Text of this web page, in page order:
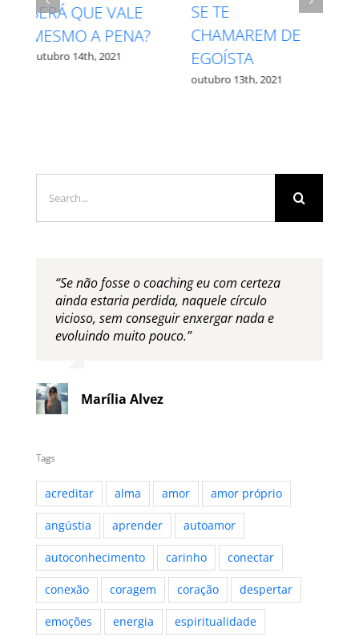
INTUIÇÃO X
MEDO – QUAL É
QUAL?
RESPEITE SEU
PROCESSO
outubro 27th, 2021
for:
“Se não fosse o coaching eu com certeza
ainda estaria perdida, naquele círculo
vicioso, sem conseguir enxergar nada e
evoluindo muito pouco.”
Marília Alvez
Tags
acreditar alma amor amor próprio
angústia aprender autoamor
autoconhecimento carinho conectar
conexão coragem coração despertar
emoções energia espiritualidade